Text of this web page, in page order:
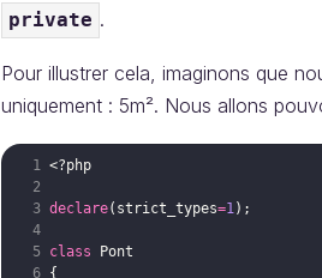
private .
Pour illustrer cela, imaginons que
uniquement : 5m². Nous allons
<?php
declare( strict_types=1) ;
class
Pont
{